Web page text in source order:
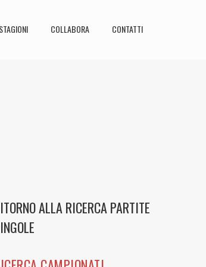
COLLABORA CONTATTI
ALLA RICERCA PARTITE